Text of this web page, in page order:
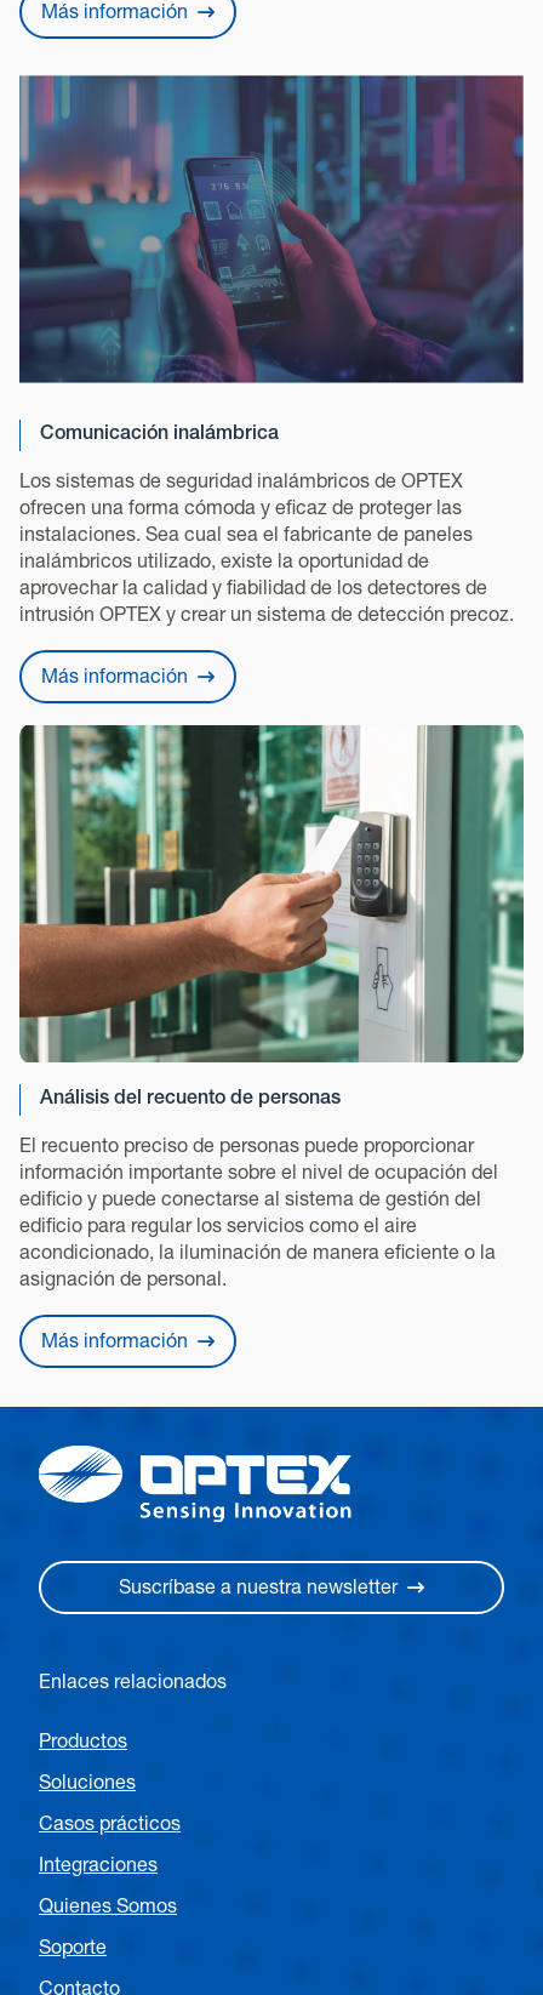
Más información
Comunicación inalámbrica
Los sistemas de seguridad inalámbricos de OPTEX
ofrecen una forma cómoda y eficaz de proteger las
instalaciones. Sea cual sea el fabricante de paneles
inalámbricos utilizado, existe la oportunidad de
aprovechar la calidad y fiabilidad de los detectores de
intrusión OPTEX y crear un sistema de detección precoz.
Más información
Análisis del recuento de personas
El recuento preciso de personas puede proporcionar
información importante sobre el nivel de ocupación del
edificio y puede conectarse al sistema de gestión del
edificio para regular los servicios como el aire
acondicionado, la iluminación de manera eficiente o la
asignación de personal.
Más información
Suscríbase a nuestra newsletter
Enlaces relacionados
Productos
Soluciones
Casos prácticos
Integraciones
Quienes Somos
Soporte